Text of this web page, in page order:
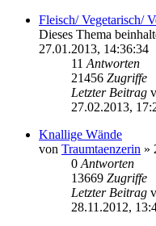
Fleisch/ Vegetarisch/
Dieses Thema
27.01.2013, 14:36:34
11 Antworten
21456 Zugriffe
Letzter Beitrag
27.02.2013,
Knallige Wände
von Traumtaenzerin »
0 Antworten
13669 Zugriffe
Letzter Beitrag
28.11.2012,